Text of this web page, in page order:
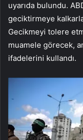
uyarıda bulundu.
geciktirmeye
Gecikmeyi tolere
muamele görecek,
ifadelerini kullandı.